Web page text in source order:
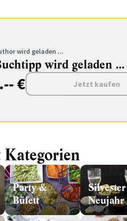
wird geladen ...
wird geladen ...
€ Jetzt kaufen
Kategorien
Party &
Büfett
Neujahr